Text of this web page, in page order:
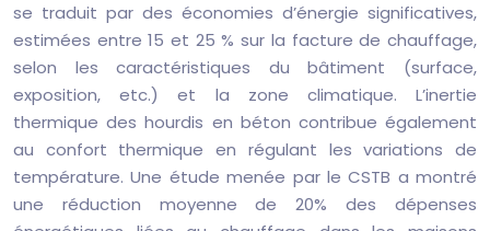
se traduit par des économies d’énergie significatives,
estimées entre 15 et 25 % sur la facture de chauffage,
selon les caractéristiques du bâtiment (surface,
exposition, etc.) et la zone climatique. L’inertie
thermique des hourdis en béton contribue également
au confort thermique en régulant les variations de
température. Une étude menée par le CSTB a montré
une réduction moyenne de 20% des dépenses